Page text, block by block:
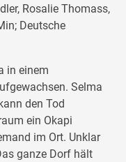
Rosalie Thomass,
Deutsche
in einem
Selma
den Tod
ein Okapi
im Ort. Unklar
ganze Dorf hält